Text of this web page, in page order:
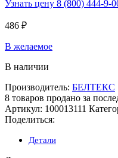
Узнать цену 8 (800) 444-9-
486 ₽
В желаемое
В наличии
Производитель: БЕЛТЕКС
8 товаров продано за
Артикул: 100013111
Поделиться:
Детали